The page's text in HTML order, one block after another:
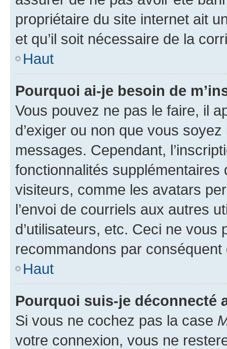
propriétaire du site internet ait
et qu’il soit nécessaire de la
Haut
Pourquoi ai-je besoin de
Vous pouvez ne pas le faire, il
d’exiger ou non que vous
messages. Cependant,
fonctionnalités
visiteurs, comme les avatars
l’envoi de courriels aux autres
d’utilisateurs, etc. Ceci ne vous
recommandons par conséquent
Haut
Pourquoi suis-je déconnecté
Si vous ne cochez pas la case
votre connexion, vous ne